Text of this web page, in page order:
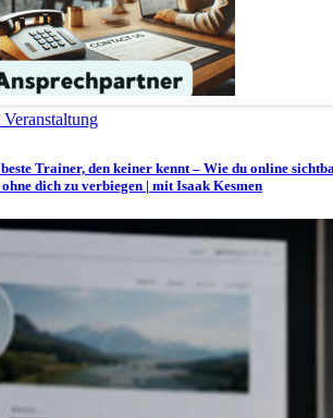
Veranstaltung
Trainer, den keiner kennt – Wie du online
dich zu verbiegen | mit Isaak Kesmen